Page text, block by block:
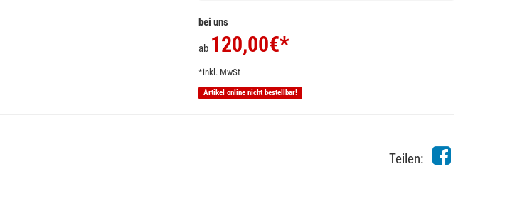
bei uns
ab 120,00€*
*inkl. MwSt
Artikel online nicht bestellbar!
Teilen: